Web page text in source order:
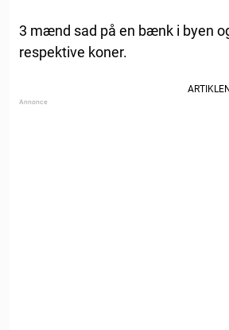
3 mænd sad på en bænk i byen
respektive koner.